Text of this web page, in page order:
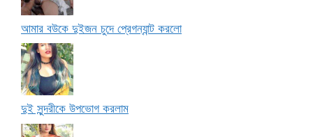
আমার বউকে দুইজন চুদে প্রেগন্যান্ট করলো
দুই সুন্দরীকে উপভোগ করলাম